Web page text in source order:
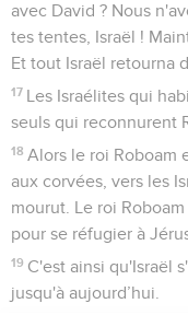
avec David ? Nous
tes tentes, Israël !
Et tout Israël retourna
17 Les Israélites qui
seuls qui reconnurent
18 Alors le roi Roboam
aux corvées, vers les
mourut. Le roi
pour se réfugier à
19 C'est ainsi qu'Israël
jusqu'à aujourd’hui.